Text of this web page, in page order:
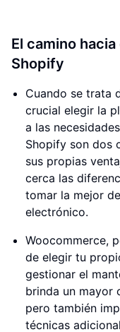
El camino
Shopify
Cuando se trata
crucial elegir la
a las
Shopify son dos
sus propias
cerca las
tomar la mejor
electrónico.
Woocommerce,
de elegir tu
gestionar el
brinda un mayor
pero también
técnicas